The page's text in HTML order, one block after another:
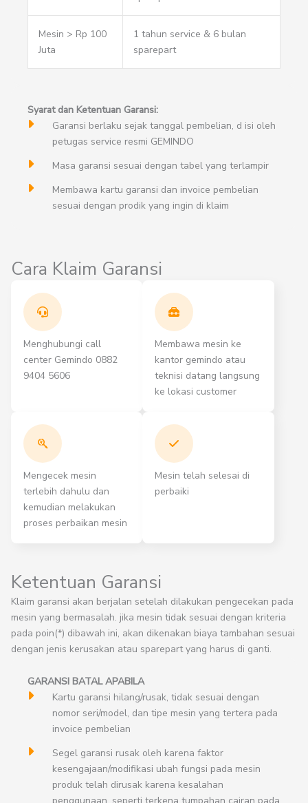
Mesin > Rp 100
Juta
1 tahun service & 6 bulan
sparepart
Syarat dan Ketentuan Garansi:
Garansi berlaku sejak tanggal pembelian, d isi oleh
petugas service resmi GEMINDO
Masa garansi sesuai dengan tabel yang terlampir
Membawa kartu garansi dan invoice pembelian
sesuai dengan prodik yang ingin di klaim
Cara Klaim Garansi
Menghubungi call
center Gemindo 0882
9404 5606
Membawa mesin ke
kantor gemindo atau
teknisi datang langsung
ke lokasi customer
Mengecek mesin
terlebih dahulu dan
kemudian melakukan
proses perbaikan mesin
Mesin telah selesai di
perbaiki
Ketentuan Garansi
Klaim garansi akan berjalan setelah dilakukan pengecekan pada
mesin yang bermasalah. jika mesin tidak sesuai dengan kriteria
pada poin(*) dibawah ini, akan dikenakan biaya tambahan sesuai
dengan jenis kerusakan atau sparepart yang harus di ganti.
GARANSI BATAL APABILA
Kartu garansi hilang/rusak, tidak sesuai dengan
nomor seri/model, dan tipe mesin yang tertera pada
invoice pembelian
Segel garansi rusak oleh karena faktor
kesengajaan/modifikasi ubah fungsi pada mesin
produk telah dirusak karena kesalahan